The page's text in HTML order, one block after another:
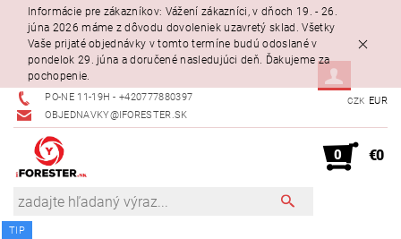
Informácie pre zákazníkov: Vážení zákazníci, v dňoch 19. - 26.
júna 2026 máme z dôvodu dovoleniek uzavretý sklad. Všetky
Vaše prijaté objednávky v tomto termíne budú odoslané v
pondelok 29. júna a doručené nasledujúci deň. Ďakujeme za
pochopenie.
PO-NE 11-19H - +420777880397
OBJEDNAVKY@IFORESTER.SK
CZK EUR
0 €0
TIP